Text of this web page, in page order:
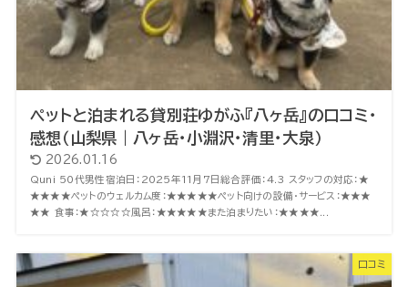
ペットと泊まれる貸別荘ゆがふ『八ヶ岳』の口コミ・
感想（山梨県｜八ヶ岳・小淵沢・清里・大泉）
2026.01.16
Quni 50代男性宿泊日：2025年11月7日総合評価：4.3 スタッフの対応：★
★★★★ペットのウェルカム度：★★★★★ペット向けの設備・サービス：★★★
★★ 食事：★☆☆☆☆風呂：★★★★★また泊まりたい：★★★★...
口コミ